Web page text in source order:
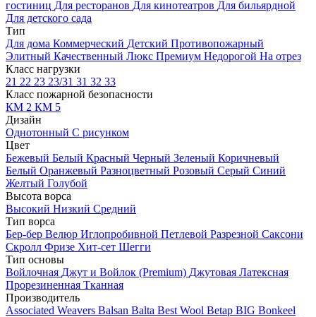
гостиниц Для ресторанов Для кинотеатров Для бильярдной
Для детского сада
Тип
Для дома Коммерческий Детский Противопожарный
Элитный Качественный Люкс Премиум Недорогой На отрез
Класс нагрузки
21 22 23 23/31 31 32 33
Класс пожарной безопасности
КМ 2 КМ 5
Дизайн
Однотонный С рисунком
Цвет
Бежевый Белый Красный Черный Зеленый Коричневый
Белый Оранжевый Разноцветный Розовый Серый Синий
Желтый Голубой
Высота ворса
Высокий Низкий Средний
Тип ворса
Бер-бер Велюр Иглопробивной Петлевой Разрезной Саксони
Скролл Фризе Хит-сет Шегги
Тип основы
Войлочная Джут и Войлок (Premium) Джутовая Латексная
Прорезиненная Тканная
Производитель
Associated Weavers Balsan Balta Best Wool Betap BIG Bonkeel